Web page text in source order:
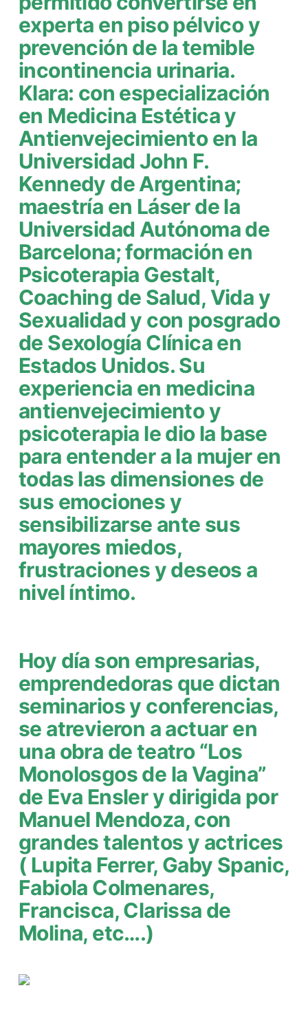
experta en piso pélvico y
prevención de la temible
incontinencia urinaria.
Klara: con especialización
en Medicina Estética y
Antienvejecimiento en la
Universidad John F.
Kennedy de Argentina;
maestría en Láser de la
Universidad Autónoma de
Barcelona; formación en
Psicoterapia Gestalt,
Coaching de Salud, Vida y
Sexualidad y con posgrado
de Sexología Clínica en
Estados Unidos. Su
experiencia en medicina
antienvejecimiento y
psicoterapia le dio la base
para entender a la mujer en
todas las dimensiones de
sus emociones y
sensibilizarse ante sus
mayores miedos,
frustraciones y deseos a
nivel íntimo.
Hoy día son empresarias,
emprendedoras que dictan
seminarios y conferencias,
se atrevieron a actuar en
una obra de teatro “Los
Monolosgos de la Vagina”
de Eva Ensler y dirigida por
Manuel Mendoza, con
grandes talentos y actrices
( Lupita Ferrer, Gaby Spanic,
Fabiola Colmenares,
Francisca, Clarissa de
Molina, etc….)